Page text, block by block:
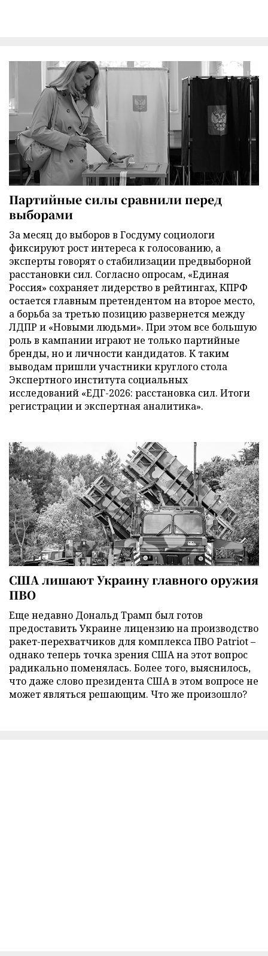
Партийные силы сравнили перед
выборами
За месяц до выборов в Госдуму социологи
фиксируют рост интереса к голосованию, а
эксперты говорят о стабилизации предвыборной
расстановки сил. Согласно опросам, «Единая
Россия» сохраняет лидерство в рейтингах, КПРФ
остается главным претендентом на второе место,
а борьба за третью позицию развернется между
ЛДПР и «Новыми людьми». При этом все большую
роль в кампании играют не только партийные
бренды, но и личности кандидатов. К таким
выводам пришли участники круглого стола
Экспертного института социальных
исследований «ЕДГ-2026: расстановка сил. Итоги
регистрации и экспертная аналитика».
США лишают Украину главного оружия
ПВО
Еще недавно Дональд Трамп был готов
предоставить Украине лицензию на производство
ракет-перехватчиков для комплекса ПВО Patriot –
однако теперь точка зрения США на этот вопрос
радикально поменялась. Более того, выяснилось,
что даже слово президента США в этом вопросе не
может являться решающим. Что же произошло?